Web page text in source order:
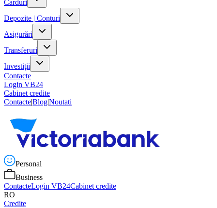
Carduri
Depozite | Conturi
Asigurări
Transferuri
Investiții
Contacte
Login VB24
Cabinet credite
Contacte|Blog|Noutati
Personal
Business
ContacteLogin VB24Cabinet credite
RO
Credite